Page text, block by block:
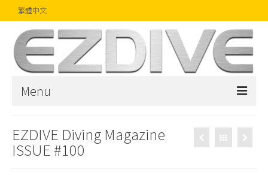
繁體中文
Menu
雜誌
EZDIVE Diving Magazine
ISSUE #100